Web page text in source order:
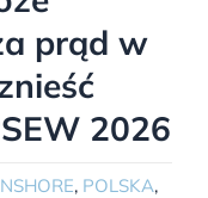
prąd w
2026
, POLSKA,